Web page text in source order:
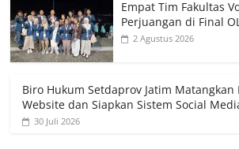
Empat Tim Fakultas
Perjuangan di Final
2 Agustus 2026
Biro Hukum Setdaprov Jatim Matangkan
Website dan Siapkan Sistem Social
30 Juli 2026